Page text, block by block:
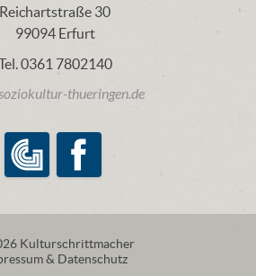
Reichartstraße 30
99094 Erfurt
0361 7802140
thueringen.de
LAG Soziokultur Thüringen e.V.
Kulturschrittmacher
& Datenschutz